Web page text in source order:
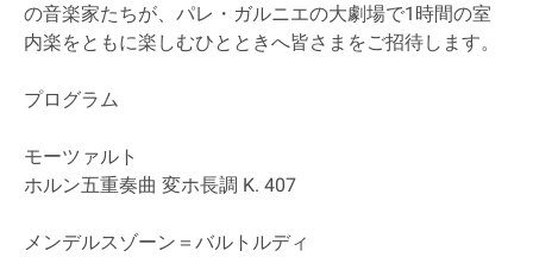
の音楽家たちが、パレ・ガルニエの大劇場で1時間の室
内楽をともに楽しむひとときへ皆さまをご招待します。
プログラム
モーツァルト
ホルン五重奏曲 変ホ長調 K. 407
メンデルスゾーン＝バルトルディ